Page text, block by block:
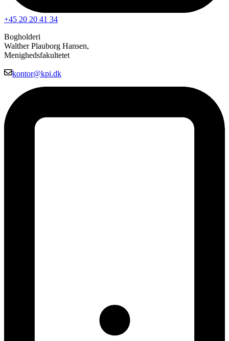
+45 20 20 41 34
Bogholderi
Walther Plauborg Hansen,
Menighedsfakultetet
kontor@kpi.dk